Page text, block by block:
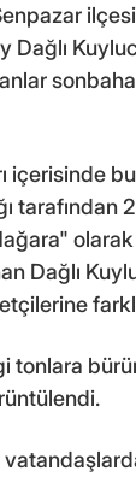
Dağlı
içerisinde
tarafından
Dağlı
tonlara